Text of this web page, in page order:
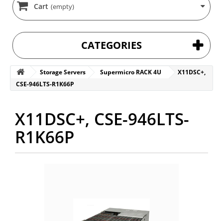
Cart (empty)
CATEGORIES
Storage Servers Supermicro RACK 4U
X11DSC+,
CSE-946LTS-R1K66P
X11DSC+, CSE-946LTS-
R1K66P